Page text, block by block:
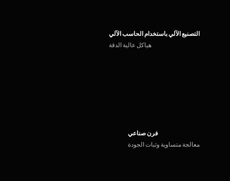
التصنيع الآلي باستخدام الحاسب الآلي
هياكل عالية الدقة
فرن صناعي
معالجة متساوية وثبات الجودة